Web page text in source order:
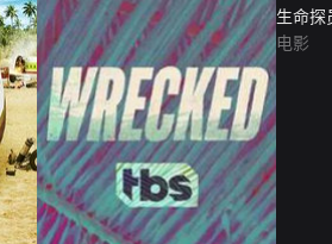
生命探
电影